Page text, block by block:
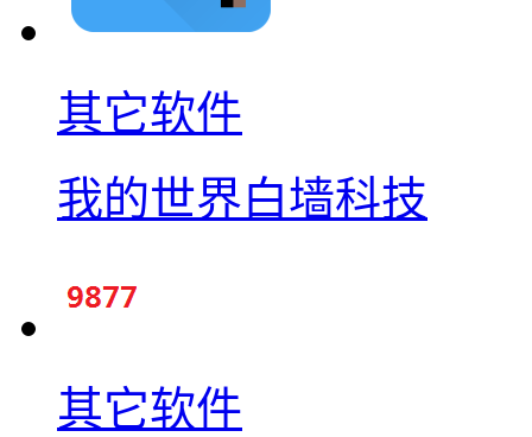
其它软件
我的世界白墙科技
其它软件